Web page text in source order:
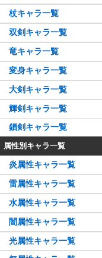
杖キャラ一覧
双剣キャラ一覧
竜キャラ一覧
変身キャラ一覧
大剣キャラ一覧
輝剣キャラ一覧
鎖剣キャラ一覧
属性別キャラ一覧
炎属性キャラ一覧
雷属性キャラ一覧
水属性キャラ一覧
闇属性キャラ一覧
光属性キャラ一覧